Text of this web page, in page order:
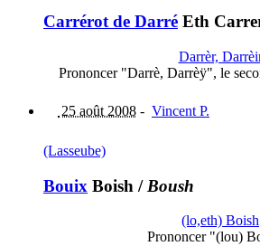
Carrérot de Darré Eth
Darrèr,
Prononcer "Darrè, Darrèÿ", le
25 août 2008 - Vincent P.
(Lasseube)
Bouix Boish / Boush
(lo,eth) Boish
Prononcer "(lou)